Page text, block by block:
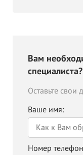
Вам
специалиста?
Оставьте
Ваше имя:
Номер